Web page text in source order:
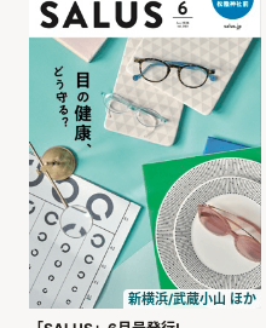
新横浜/武蔵小山 ほか